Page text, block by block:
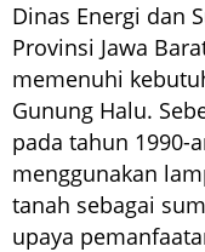
Dinas Energi dan
Provinsi Jawa
memenuhi
Gunung Halu.
pada tahun 1990-
menggunakan
tanah sebagai
upaya